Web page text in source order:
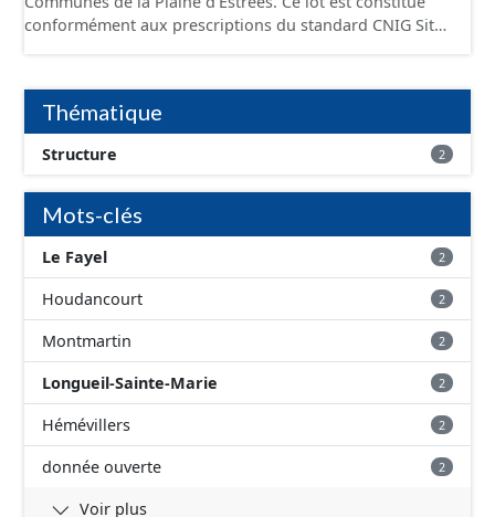
conformément aux prescriptions du standard CNIG Sites
Thématique
Structure 2
Mots-clés
Le Fayel 2
Houdancourt 2
Montmartin 2
Longueil-Sainte-Marie 2
Hémévillers 2
donnée ouverte 2
Voir plus